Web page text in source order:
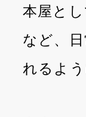
本屋と
など、
れるよ